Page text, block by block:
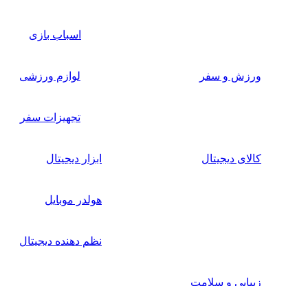
اسباب بازی
ورزش و سفر لوازم ورزشی
تجهیزات سفر
کالای دیجیتال ابزار دیجیتال
هولدر موبایل
نظم دهنده دیجیتال
زیبایی و سلامت